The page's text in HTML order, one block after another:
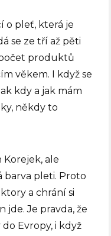
o pleť, která je
se ze tří až pěti
produktů
věkem. I když se
kdy a jak mám
někdy to
ale
barva pleti. Proto
a chrání si
Je pravda, že
Evropy, i když